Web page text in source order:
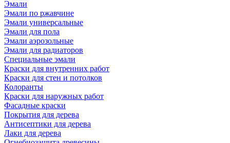
Эмали
Эмали по ржавчине
Эмали универсальные
Эмали для пола
Эмали аэрозольные
Эмали для радиаторов
Специальные эмали
Краски для внутренних работ
Краски для стен и потолков
Колоранты
Краски для наружных работ
Фасадные краски
Покрытия для дерева
Антисептики для дерева
Лаки для дерева